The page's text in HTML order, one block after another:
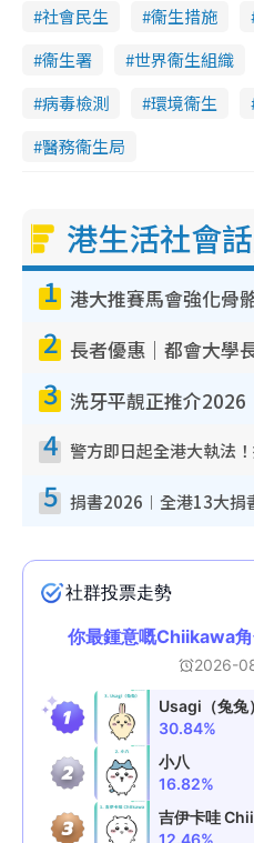
社會民生
衞生措施
衞生署
世界衞生組織
病毒檢測
環境衞生
醫務衞生局
港生活社會
1
2
3
4
5